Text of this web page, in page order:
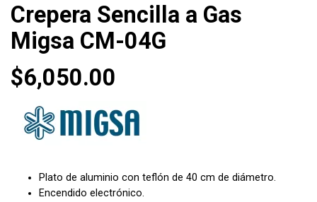
Crepera Sencilla a Gas
Migsa CM-04G
$6,050.00
Plato de aluminio con teflón de 40 cm de diámetro.
Encendido electrónico.